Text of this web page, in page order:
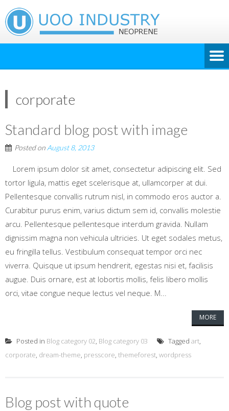
corporate
Standard blog post with image
Posted on August 8, 2013
Lorem ipsum dolor sit amet, consectetur adipiscing elit. Sed
tortor ligula, mattis eget scelerisque at, ullamcorper at dui.
Pellentesque convallis rutrum nisl, in commodo eros auctor a.
Curabitur purus enim, varius dictum sem id, convallis molestie
arcu. Pellentesque pellentesque interdum gravida. Nullam
dignissim magna non vehicula ultricies. Ut eget sodales metus,
eu fringilla tellus. Vestibulum consequat tempor orci nec
viverra. Quisque ut ipsum hendrerit, egestas nisi et, facilisis
augue. Duis ornare, est at lobortis mollis, felis libero mollis
orci, vitae congue neque lectus vel neque. M...
MORE
Posted in Blog category 02, Blog category 03 Tagged art,
corporate, dream-theme, presscore, themeforest, wordpress
Blog post with quote